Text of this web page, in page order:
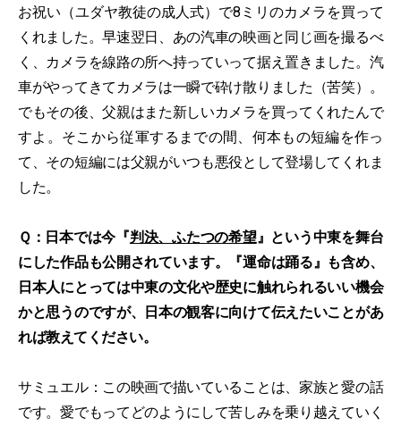
お祝い（ユダヤ教徒の成人式）で8ミリのカメラを買って
くれました。早速翌日、あの汽車の映画と同じ画を撮るべ
く、カメラを線路の所へ持っていって据え置きました。汽
車がやってきてカメラは一瞬で砕け散りました（苦笑）。
でもその後、父親はまた新しいカメラを買ってくれたんで
すよ。そこから従軍するまでの間、何本もの短編を作っ
て、その短編には父親がいつも悪役として登場してくれま
した。
Ｑ：日本では今『判決、ふたつの希望』という中東を舞台
にした作品も公開されています。『運命は踊る』も含め、
日本人にとっては中東の文化や歴史に触れられるいい機会
かと思うのですが、日本の観客に向けて伝えたいことがあ
れば教えてください。
サミュエル：この映画で描いていることは、家族と愛の話
です。愛でもってどのようにして苦しみを乗り越えていく